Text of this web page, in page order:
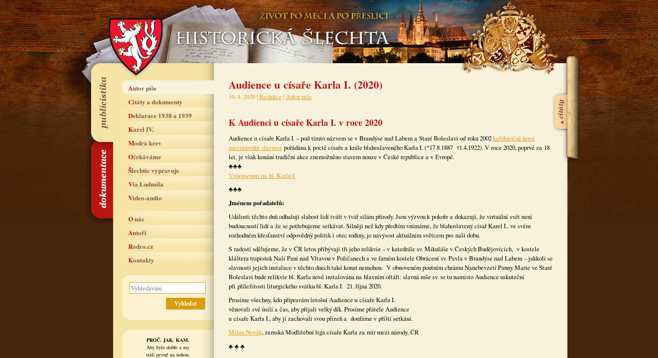
Autor píše
Citáty a dokumenty
Deklarace 1938 a 1939
Karel IV.
Modrá krev
Očekáváme
Šlechtic vypravuje
Via Ludmila
Video-audio
O nás
Autoři
Rodro.cz
Kontakty
PROČ. JAK. KAM.
Aby bylo dobře a my
stáli pevně na nohou,
Audience u císaře Karla I. (2020)
10. 4. 2020 | Redakce | Autor píše
K Audienci u císaře Karla I. v roce 2020
Audience u císaře Karla I. – pod tímto názvem se v Brandýse nad Labem a Staré Boleslavi od roku 2002každoročně koná
mezinárodní slavnostpořádána k poctě císaře a krále blahoslaveného Karla I. (*17.8.1887 †1.4.1922). V roce 2020, poprvé za 18
let, je však konání tradiční akce znemožněno stavem nouze v České republice a v Evropě.
♣♣♣
Vzpomenutí na bl. Karla I.
♣♣♣
Jménem pořadatelů:
Události těchto dnů odhalují slabost lidí tváří v tvář silám přírody. Jsou výzvou k pokoře a dokazují, že virtuální svět není
budoucností lidí a že se potřebujeme setkávat. Silněji než kdy předtím vnímáme, že blahoslavený císař Karel I., ve svém
rozhodném křesťanství odpovědný politik i otec rodiny, je navýsost aktuálním světcem pro naši dobu.
S radostí sdělujeme, že v ČR letos přibývají tři jeho relikvie – v katedrále sv. Mikuláše v Českých Budějovicích, v kostele
kláštera trapistek Naší Paní nad Vltavou v Poličanech a ve farním kostele Obrácení sv. Pavla v Brandýse nad Labem – jakkoli se
slavnosti jejich instalace v těchto dnech také konat nemohou. V obnoveném poutním chrámu Nanebevzetí Panny Marie ve Staré
Boleslavi bude relikvie bl. Karla nově instalována na hlavním oltáři: slavná mše sv. se tu namísto Audience uskuteční
při příležitosti liturgického svátku bl. Karla I. 21. října 2020.
Prosíme všechny, kdo přípravám letošní Audience u císaře Karla I.
věnovali své úsilí a čas, aby přijali velký dík. Prosíme přátele Audience
u císaře Karla I., aby jí zachovali svou přízeň a doufáme v příští setkání.
Milan Novák, zemská Modlitební liga císaře Karla za mír mezi národy, ČR
♣ ♣ ♣